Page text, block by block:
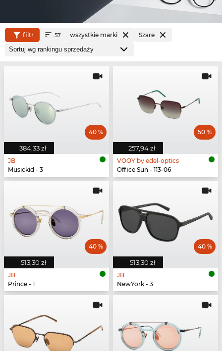
filtr 57 wszystkie marki Szare
384,33 zł
40 %
JB
Musickid - 3
257,94 zł
50 %
VOOY by edel-optics
Office Sun - 113-06
513,30 zł
40 %
JB
Prince - 1
513,30 zł
40 %
JB
NewYork - 3